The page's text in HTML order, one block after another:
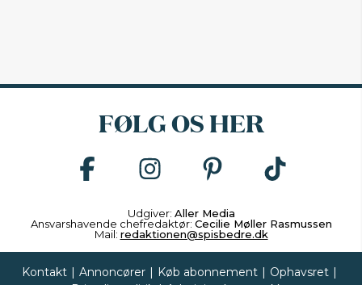
FØLG OS HER
Udgiver: Aller Media
Ansvarshavende chefredaktør: Cecilie Møller Rasmussen
Mail: redaktionen@spisbedre.dk
Kontakt | Annoncører | Køb abonnement | Ophavsret |